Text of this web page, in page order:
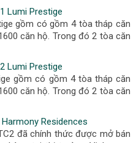
Lumi Prestige
gồm có gồm 4 tòa tháp căn
căn hộ. Trong đó 2 tòa căn
Lumi Prestige
gồm có gồm 4 tòa tháp căn
căn hộ. Trong đó 2 tòa căn
Residences
đã chính thức được mở bán